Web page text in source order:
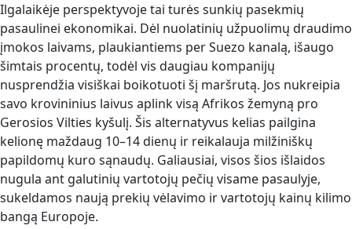
Ilgalaikėje perspektyvoje tai turės sunkių pasekmių
pasaulinei ekonomikai. Dėl nuolatinių užpuolimų draudimo
įmokos laivams, plaukiantiems per Suezo kanalą, išaugo
šimtais procentų, todėl vis daugiau kompanijų
nusprendžia visiškai boikotuoti šį maršrutą. Jos nukreipia
savo krovininius laivus aplink visą Afrikos žemyną pro
Gerosios Vilties kyšulį. Šis alternatyvus kelias pailgina
kelionę maždaug 10–14 dienų ir reikalauja milžiniškų
papildomų kuro sąnaudų. Galiausiai, visos šios išlaidos
nugula ant galutinių vartotojų pečių visame pasaulyje,
sukeldamos naują prekių vėlavimo ir vartotojų kainų kilimo
bangą Europoje.